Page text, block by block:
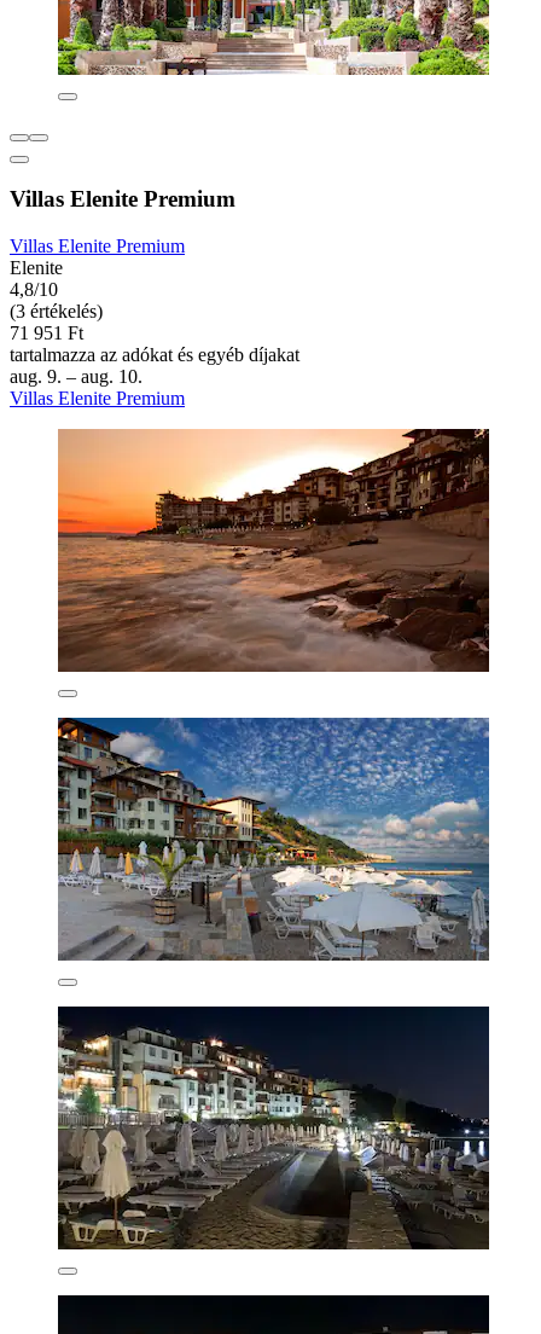
Villas Elenite Premium
Villas Elenite Premium
Elenite
4,8/10
(3 értékelés)
71 951 Ft
tartalmazza az adókat és egyéb díjakat
aug. 9. – aug. 10.
Villas Elenite Premium